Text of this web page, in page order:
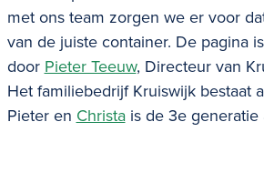
met ons team zorgen we er voor
van de juiste container. De pagina
door Pieter Teeuw, Directeur van
Het familiebedrijf Kruiswijk bestaat
Pieter en Christais de 3e generatie